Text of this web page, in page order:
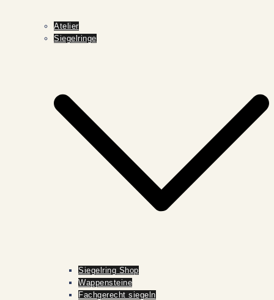
Atelier
Siegelringe
Siegelring Shop
Wappensteine
Fachgerecht siegeln